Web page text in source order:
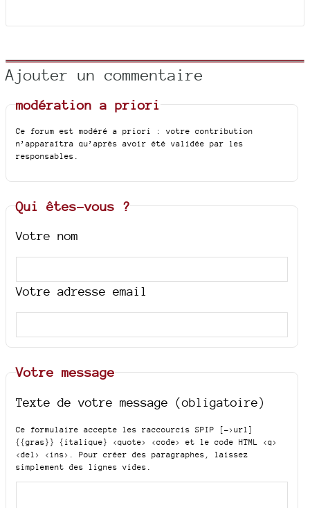
Ajouter un commentaire
modération a priori
Ce forum est modéré a priori : votre contribution
n’apparaîtra qu’après avoir été validée par les
responsables.
Qui êtes-vous ?
Votre nom
Votre adresse email
Votre message
Texte de votre message (obligatoire)
Ce formulaire accepte les raccourcis SPIP
[->url]
{{gras}} {italique} <quote> <code>
et le code HTML <q>
<del> <ins>
. Pour créer des paragraphes, laissez
simplement des lignes vides.